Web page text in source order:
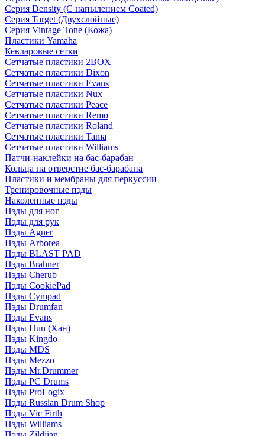
Серия Density (C напылением Coated)
Серия Target (Двухслойные)
Серия Vintage Tone (Кожа)
Пластики Yamaha
Кевларовые сетки
Сетчатые пластики 2BOX
Сетчатые пластики Dixon
Сетчатые пластики Evans
Сетчатые пластики Nux
Сетчатые пластики Peace
Сетчатые пластики Remo
Сетчатые пластики Roland
Сетчатые пластики Tama
Сетчатые пластики Williams
Патчи-наклейки на бас-барабан
Кольца на отверстие бас-барабана
Пластики и мембраны для перкуссии
Тренировочные пэды
Наколенные пэды
Пэды для ног
Пэды для рук
Пэды Agner
Пэды Arborea
Пэды BLAST PAD
Пэды Brahner
Пэды Cherub
Пэды CookiePad
Пэды Cympad
Пэды Drumfan
Пэды Evans
Пэды Hun (Хан)
Пэды Kingdo
Пэды MDS
Пэды Mezzo
Пэды Mr.Drummer
Пэды PC Drums
Пэды ProLogix
Пэды Russian Drum Shop
Пэды Vic Firth
Пэды Williams